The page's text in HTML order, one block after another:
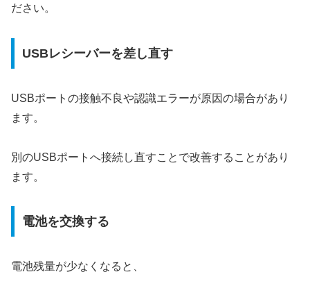
ださい。
USBレシーバーを差し直す
USBポートの接触不良や認識エラーが原因の場合があり
ます。
別のUSBポートへ接続し直すことで改善することがあり
ます。
電池を交換する
電池残量が少なくなると、